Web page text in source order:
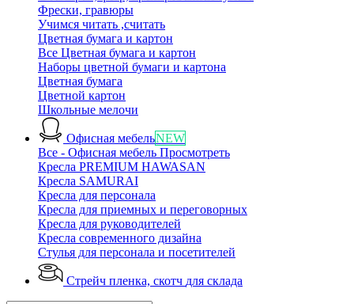
Фрески, гравюры
Учимся читать ,считать
Цветная бумага и картон
Все Цветная бумага и картон
Наборы цветной бумаги и картона
Цветная бумага
Цветной картон
Школьные мелочи
Офисная мебельNEW
Все - Офисная мебель Просмотреть
Кресла PREMIUM HAWASAN
Кресла SAMURAI
Кресла для персонала
Кресла для приемных и переговорных
Кресла для руководителей
Кресла современного дизайна
Стулья для персонала и посетителей
Стрейч пленка, скотч для склада